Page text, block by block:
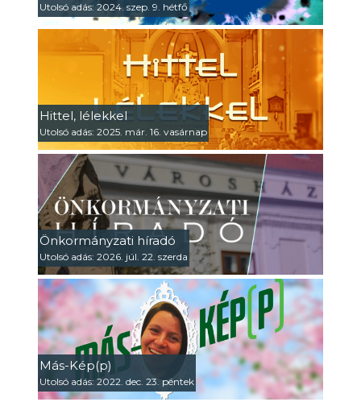
Utolsó adás: 2024. szep. 9. hétfő
Hittel, lélekkel
Utolsó adás: 2025. már. 16. vasárnap
Önkormányzati híradó
Utolsó adás: 2026. júl. 22. szerda
Más-Kép(p)
Utolsó adás: 2022. dec. 23. péntek